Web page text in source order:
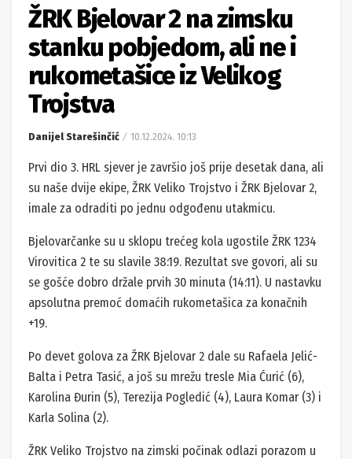
ŽRK Bjelovar 2 na zimsku
stanku pobjedom, ali ne i
rukometašice iz Velikog
Trojstva
Danijel Starešinčić 10.12.2024. 10:13
Prvi dio 3. HRL sjever je završio još prije desetak dana, ali
su naše dvije ekipe, ŽRK Veliko Trojstvo i ŽRK Bjelovar 2,
imale za odraditi po jednu odgođenu utakmicu.
Bjelovarčanke su u sklopu trećeg kola ugostile ŽRK 1234
Virovitica 2 te su slavile 38:19. Rezultat sve govori, ali su
se gošće dobro držale prvih 30 minuta (14:11). U nastavku
apsolutna premoć domaćih rukometašica za konačnih
+19.
Po devet golova za ŽRK Bjelovar 2 dale su Rafaela Jelić-
Balta i Petra Tasić, a još su mrežu tresle Mia Ćurić (6),
Karolina Đurin (5), Terezija Pogledić (4), Laura Komar (3) i
Karla Solina (2).
ŽRK Veliko Trojstvo na zimski počinak odlazi porazom u